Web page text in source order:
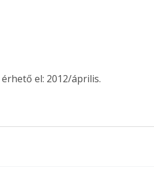
el: 2012/április.